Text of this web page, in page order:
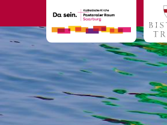
Zum Inhalt springen